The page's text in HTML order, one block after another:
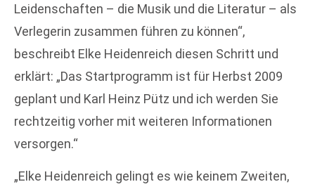
Leidenschaften – die Musik und die Literatur – als
Verlegerin zusammen führen zu können“,
beschreibt Elke Heidenreich diesen Schritt und
erklärt: „Das Startprogramm ist für Herbst 2009
geplant und Karl Heinz Pütz und ich werden Sie
rechtzeitig vorher mit weiteren Informationen
versorgen.“
„Elke Heidenreich gelingt es wie keinem Zweiten,